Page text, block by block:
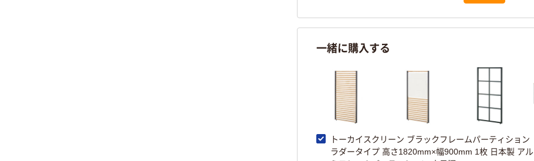
一緒に購入する
トーカイスクリーン ブラックフレームパーティション
ラダータイプ 高さ1820mm×幅900mm 1枚 日本製 アル